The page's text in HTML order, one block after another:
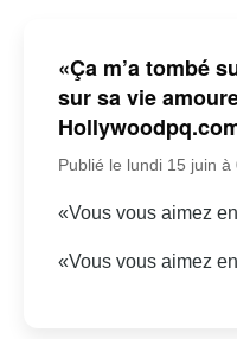
«Ça m’a tombé
sur sa vie
Publié le lundi 15 juin à
«Vous vous aimez
«Vous vous aimez